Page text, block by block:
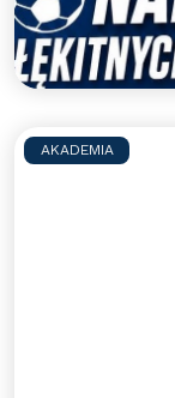
Zapraszamy
Czytaj więcej >>
AKADEMIA